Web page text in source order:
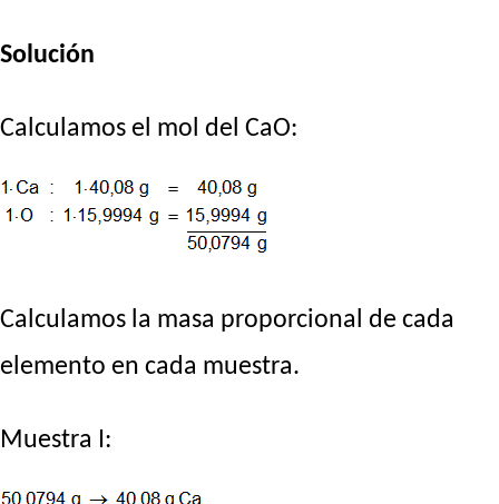
Solución
Calculamos el mol del CaO:
Calculamos la masa proporcional de cada
elemento en cada muestra.
Muestra I: